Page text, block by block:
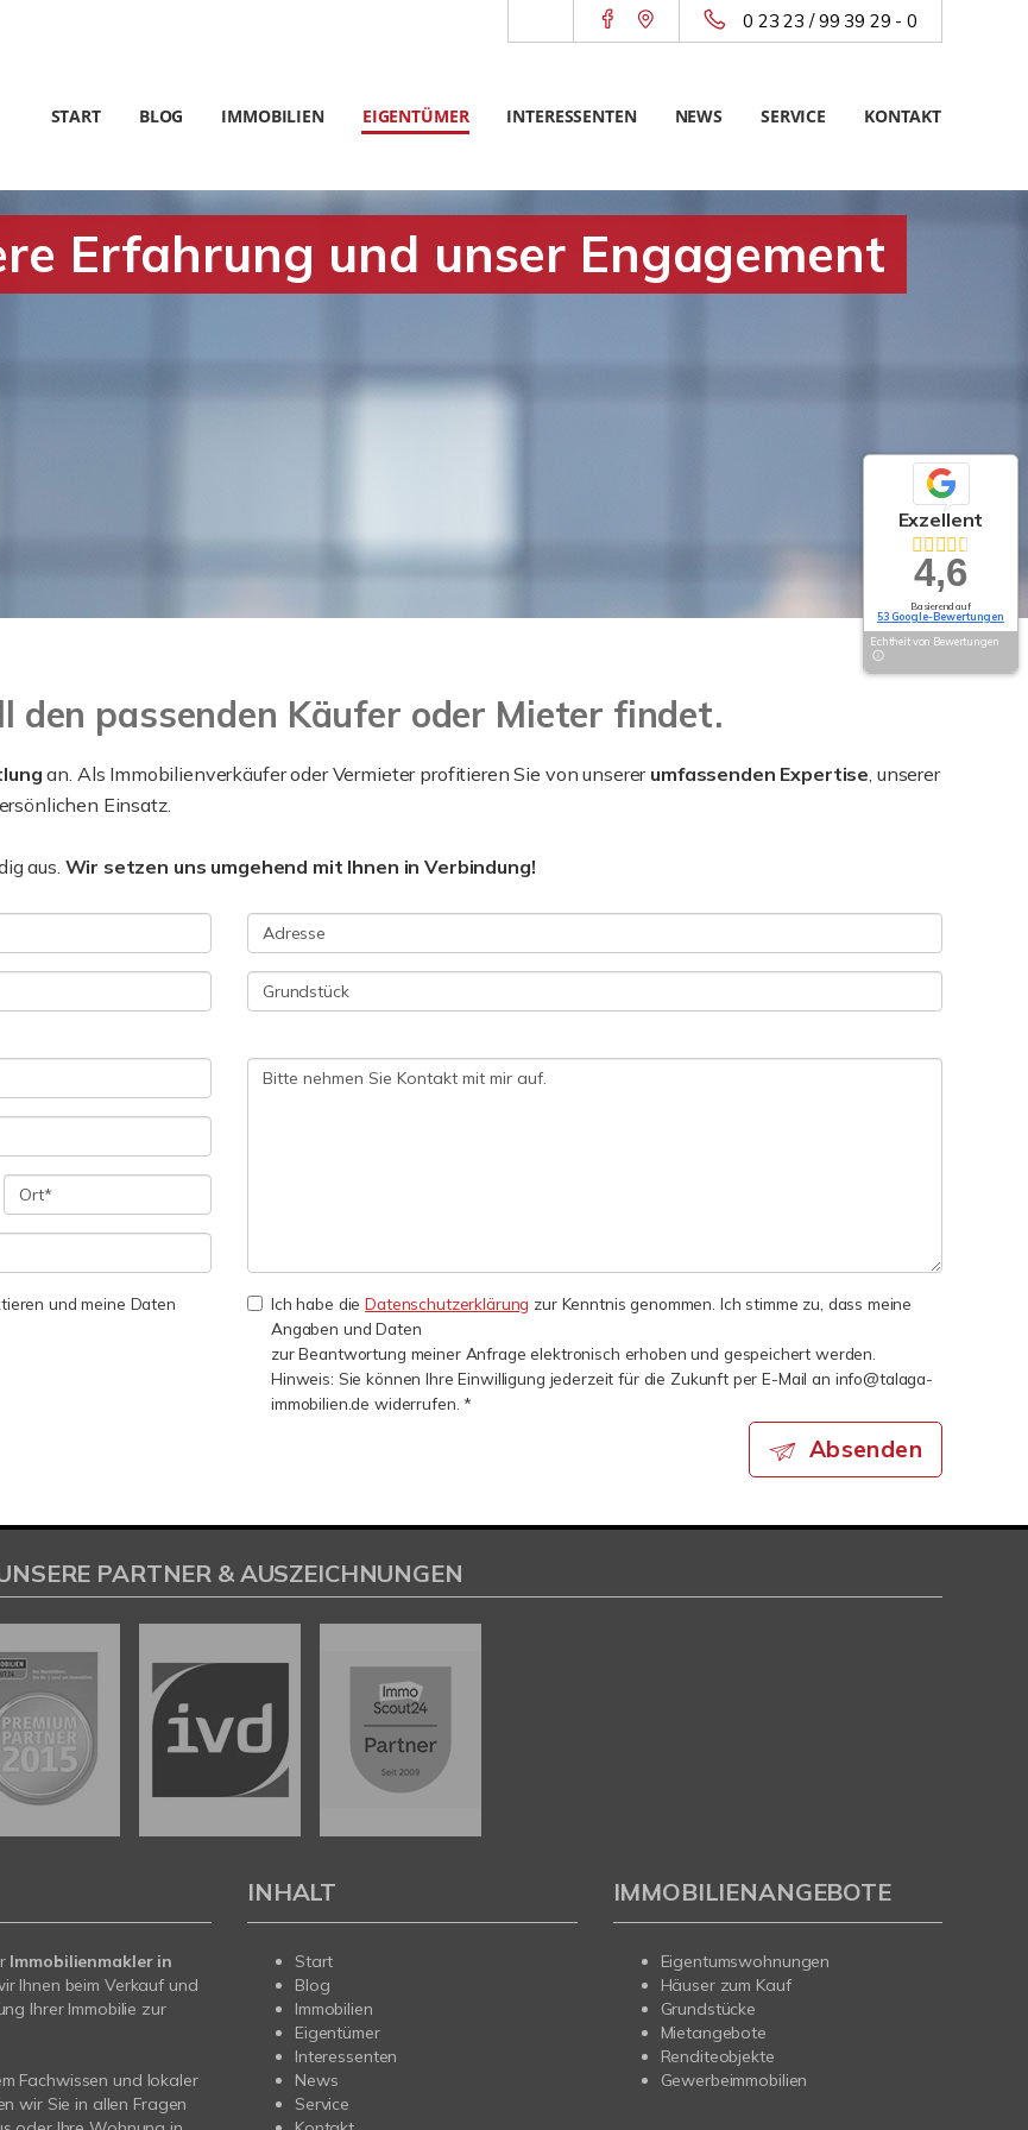
0 23 23 / 99 39 29 - 0
START BLOG IMMOBILIEN EIGENTÜMER INTERESSENTEN NEWS SERVICE KONTAKT
Erfahrung und unser Engagement
den passenden Käufer oder Mieter findet.
an. Als Immobilienverkäufer oder Vermieter profitieren Sie von unserer umfassenden Expertise, unserer
Einsatz.
aus. Wir setzen uns umgehend mit Ihnen in Verbindung!
und meine Daten
Ich habe dieDatenschutzerklärung zur Kenntnis genommen. Ich stimme zu, dass meine
Angaben und Daten
zur Beantwortung meiner Anfrage elektronisch erhoben und gespeichert werden.
Hinweis: Sie können Ihre Einwilligung jederzeit für die Zukunft per E-Mail an info@talaga-
immobilien.de widerrufen. *
Absenden
Exzellent
4,6
Basierend auf
53 Google-Bewertungen
Echtheit von Bewertungen
PARTNER & AUSZEICHNUNGEN
Immobilienmakler in
Ihnen beim Verkauf und
Ihrer Immobilie zur
Fachwissen und lokaler
wir Sie in allen Fragen
INHALT
Start
Blog
Immobilien
Eigentümer
Interessenten
News
Service
IMMOBILIENANGEBOTE
Eigentumswohnungen
Häuser zum Kauf
Grundstücke
Mietangebote
Renditeobjekte
Gewerbeimmobilien